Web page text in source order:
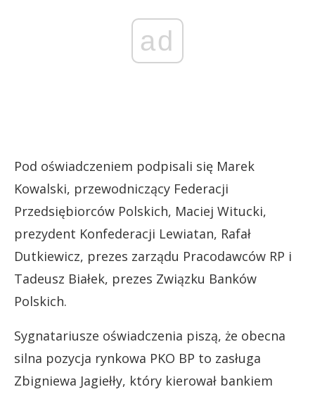
ad
Pod oświadczeniem podpisali się Marek
Kowalski, przewodniczący Federacji
Przedsiębiorców Polskich, Maciej Witucki,
prezydent Konfederacji Lewiatan, Rafał
Dutkiewicz, prezes zarządu Pracodawców RP i
Tadeusz Białek, prezes Związku Banków
Polskich.
Sygnatariusze oświadczenia piszą, że obecna
silna pozycja rynkowa PKO BP to zasługa
Zbigniewa Jagiełły, który kierował bankiem